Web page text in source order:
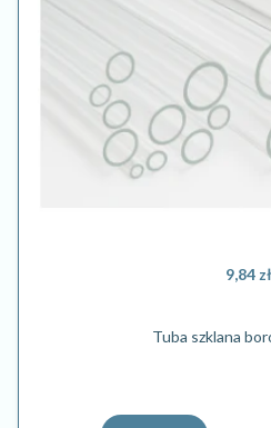
9,84 zł
Tuba szklana